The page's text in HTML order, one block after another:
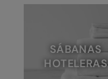
SÁBANAS
HOTELERAS